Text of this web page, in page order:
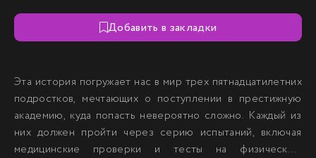
Добавить в закладки
Эта история погружает нас в мир трех пятнадцатилетних
подростков, мечтающих о поступлении в престижную
академию, куда попасть невероятно сложно. Каждый из
них должен пройти через серию испытаний, включая
медицинские проверки и тесты на физическую